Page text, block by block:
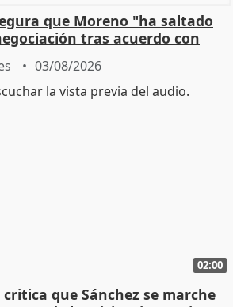
que Moreno "ha saltado
tras acuerdo con
03/08/2026
02:00
critica que Sánchez se marche